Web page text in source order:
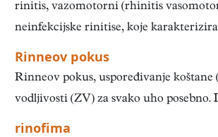
rinitis, vazomotorni (rhinitis
neinfekcijske rinitise, koje
Rinneov pokus
Rinneov pokus, uspoređivanje
vodljivosti (ZV) za svako uho posebno.
rinofima